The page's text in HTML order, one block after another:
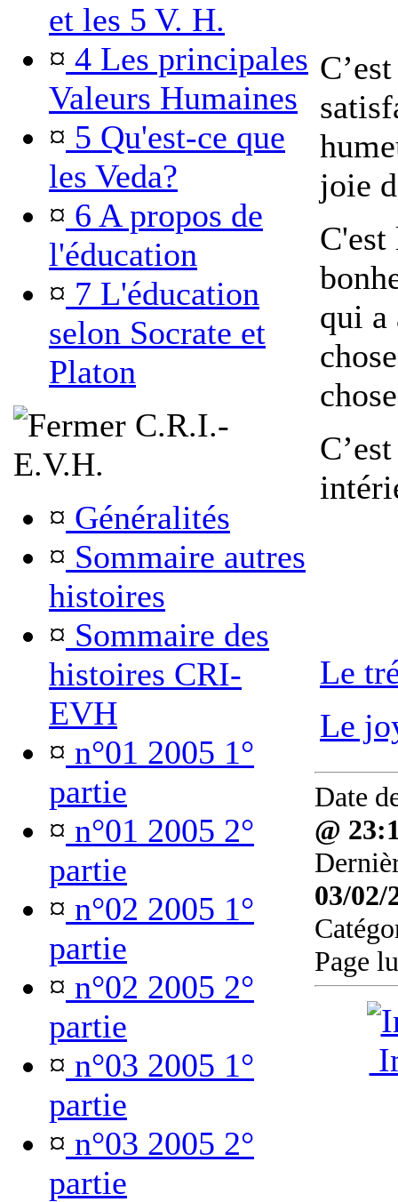
et les 5 V. H.
¤ 4 Les principales
Valeurs Humaines
¤ 5 Qu'est-ce que
les Veda?
¤ 6 A propos de
l'éducation
¤ 7 L'éducation
selon Socrate et
Platon
C.R.I.-
E.V.H.
¤ Généralités
¤ Sommaire autres
histoires
¤ Sommaire des
histoires CRI-
EVH
¤ n°01 2005 1°
partie
¤ n°01 2005 2°
partie
¤ n°02 2005 1°
partie
¤ n°02 2005 2°
partie
¤ n°03 2005 1°
partie
¤ n°03 2005 2°
partie
joie
C'est
qui a
Le
Le
Date
@
03/02/
Page